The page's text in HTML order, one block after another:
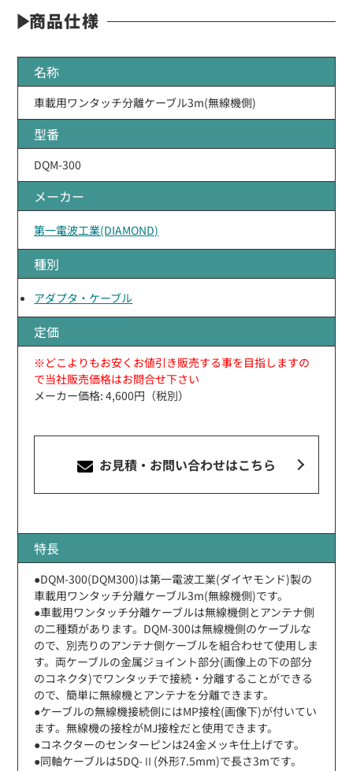
商品仕様
名称
車載用ワンタッチ分離ケーブル3m(無線機側)
型番
DQM-300
メーカー
第一電波工業(DIAMOND)
種別
アダプタ・ケーブル
定価
※どこよりもお安くお値引き販売する事を目指しますの
で当社販売価格はお問合せ下さい
メーカー価格: 4,600円（税別）
お見積・お問い合わせはこちら
特長
●DQM-300(DQM300)は第一電波工業(ダイヤモンド)製の
車載用ワンタッチ分離ケーブル3m(無線機側)です。
●車載用ワンタッチ分離ケーブルは無線機側とアンテナ側
の二種類があります。DQM-300は無線機側のケーブルな
ので、別売りのアンテナ側ケーブルを組合わせて使用しま
す。両ケーブルの金属ジョイント部分(画像上の下の部分
のコネクタ)でワンタッチで接続・分離することができる
ので、簡単に無線機とアンテナを分離できます。
●ケーブルの無線機接続側にはMP接栓(画像下)が付いてい
ます。無線機の接栓がMJ接栓だと使用できます。
●コネクターのセンターピンは24金メッキ仕上げです。
●同軸ケーブルは5DQ-Ⅱ(外形7.5mm)で長さ3mです。